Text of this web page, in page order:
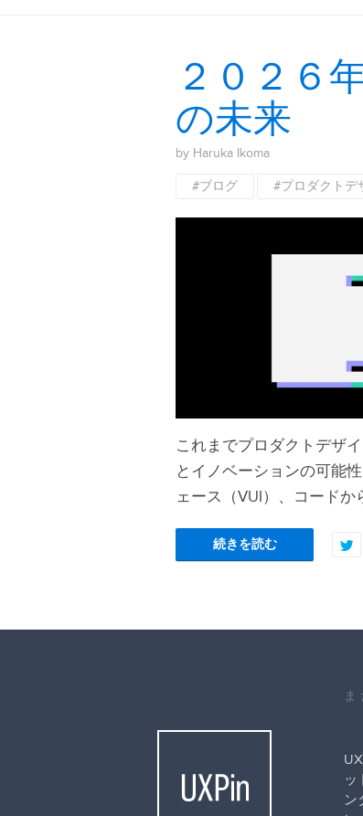
２０２６
の未来
by Haruka Ikoma
#ブログ #プロダクトデ
これまでプロダクトデザ
とイノベーションの可能
ェース（VUI）、コード
続きを読む
ッ
ン